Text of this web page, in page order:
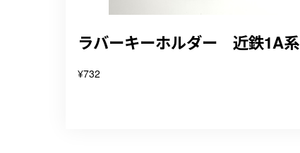
ラバーキーホルダー 近鉄1A系
¥732